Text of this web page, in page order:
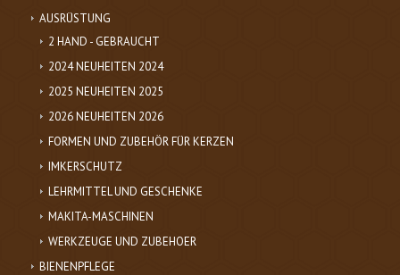
AUSRÜSTUNG
2 HAND - GEBRAUCHT
2024 NEUHEITEN 2024
2025 NEUHEITEN 2025
2026 NEUHEITEN 2026
FORMEN UND ZUBEHÖR FÜR KERZEN
IMKERSCHUTZ
LEHRMITTEL UND GESCHENKE
MAKITA-MASCHINEN
WERKZEUGE UND ZUBEHOER
BIENENPFLEGE